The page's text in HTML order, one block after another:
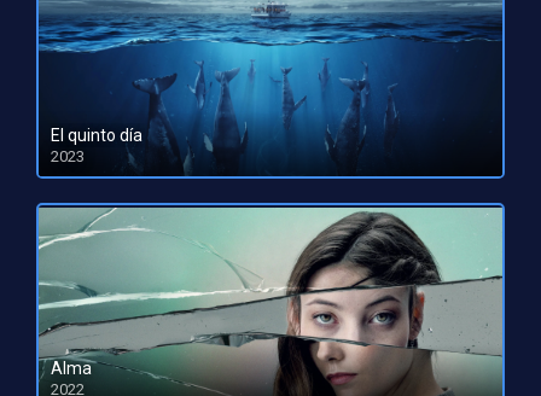
El quinto día
2023
HD 1080pHD 720p
Alma
2022